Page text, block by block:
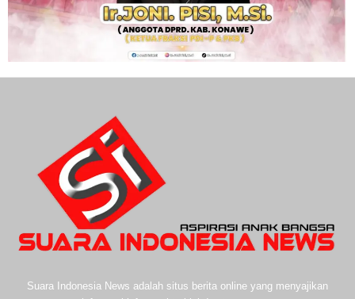
Suara Indonesia News adalah situs berita online yang menyajikan